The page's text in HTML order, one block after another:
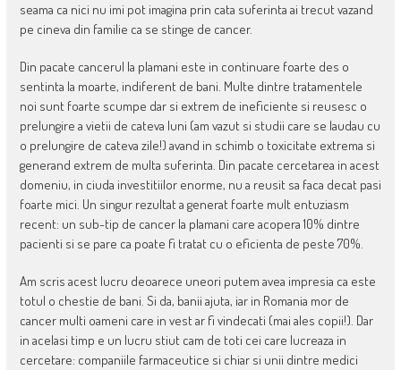
seama ca nici nu imi pot imagina prin cata suferinta ai trecut vazand
pe cineva din familie ca se stinge de cancer.
Din pacate cancerul la plamani este in continuare foarte des o
sentinta la moarte, indiferent de bani. Multe dintre tratamentele
noi sunt foarte scumpe dar si extrem de ineficiente si reusesc o
prelungire a vietii de cateva luni (am vazut si studii care se laudau cu
o prelungire de cateva zile!) avand in schimb o toxicitate extrema si
generand extrem de multa suferinta. Din pacate cercetarea in acest
domeniu, in ciuda investitiilor enorme, nu a reusit sa faca decat pasi
foarte mici. Un singur rezultat a generat foarte mult entuziasm
recent: un sub-tip de cancer la plamani care acopera 10% dintre
pacienti si se pare ca poate fi tratat cu o eficienta de peste 70%.
Am scris acest lucru deoarece uneori putem avea impresia ca este
totul o chestie de bani. Si da, banii ajuta, iar in Romania mor de
cancer multi oameni care in vest ar fi vindecati (mai ales copii!). Dar
in acelasi timp e un lucru stiut cam de toti cei care lucreaza in
cercetare: companiile farmaceutice si chiar si unii dintre medici